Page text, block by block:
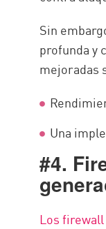
Sin
profunda y
mejoradas
Una
#4.
Los